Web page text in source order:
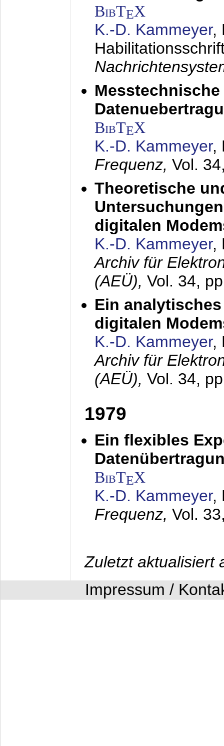
BibTEX
K.-D. Kammeyer,
BibTEX
K.-D. Kammeyer,
Frequenz, Vol.
Theoretische
digitalen
K.-D. Kammeyer,
Archiv für
(AEÜ), Vol. 34,
Ein
digitalen
K.-D. Kammeyer,
Archiv für
(AEÜ), Vol. 34,
1979
Ein flexibles
BibTEX
K.-D. Kammeyer,
Frequenz, Vol.
Zuletzt aktualisiert
Impressum /